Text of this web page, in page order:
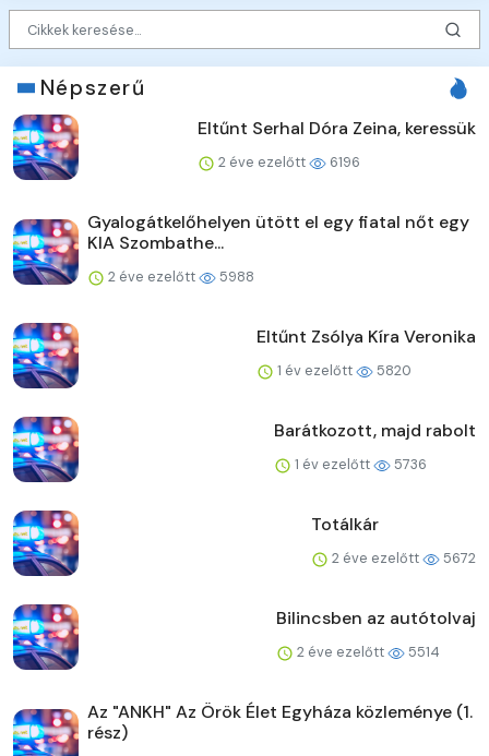
Népszerű
Eltűnt Serhal Dóra Zeina, keressük
2 éve ezelőtt 6196
Gyalogátkelőhelyen ütött el egy fiatal nőt egy
KIA Szombathe...
2 éve ezelőtt 5988
Eltűnt Zsólya Kíra Veronika
1 év ezelőtt 5820
Barátkozott, majd rabolt
1 év ezelőtt 5736
Totálkár
2 éve ezelőtt 5672
Bilincsben az autótolvaj
2 éve ezelőtt 5514
Az "ANKH" Az Örök Élet Egyháza közleménye (1.
rész)